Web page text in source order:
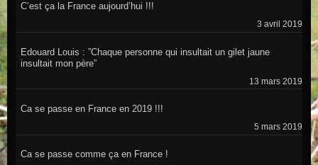
C’est ça la France aujourd’hui !!!
3 avril 2019
Edouard Louis : ”Chaque personne qui insultait un gilet jaune
insultait mon père”
13 mars 2019
Ca se passe en France en 2019 !!!
5 mars 2019
Ca se passe comme ça en France !